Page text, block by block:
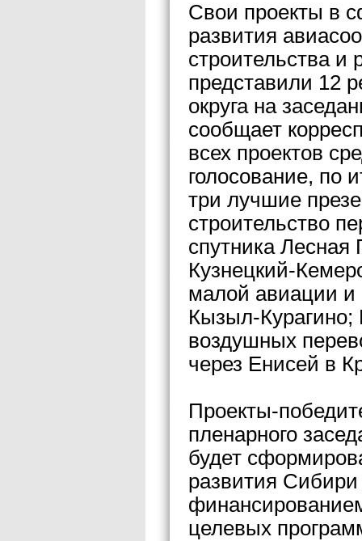
Свои проекты в
развития
строительства и
представили 12
округа на
сообщает
всех проектов
голосование, по
три лучшие
строительство
спутника Лесная
Кузнецкий-
малой авиации и
Кызыл-Курагино;
воздушных
через Енисей в
Проекты-
пленарного
будет
развития Сибири
целевых